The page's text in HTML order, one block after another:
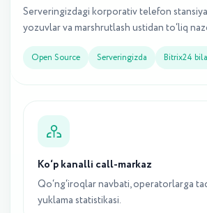
Serveringizdagi korporativ telefon
yozuvlar va marshrutlash ustidan to‘liq
Open Source Serveringizda Bitrix24
Ko‘p kanalli call-markaz
Qo‘ng‘iroqlar navbati, operatorlarga
yuklama statistikasi.